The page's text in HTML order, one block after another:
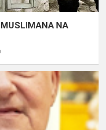
MUSLIMANA NA